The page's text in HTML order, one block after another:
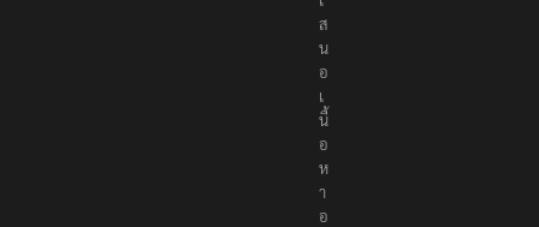
ส
น
อ
เ
นื้
อ
ห
า
อ